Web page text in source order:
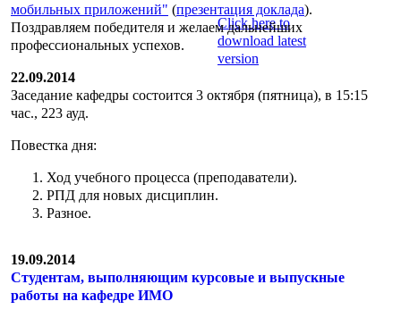
Click here to
download latest
version
мобильных приложений" (презентация доклада).
Поздравляем победителя и желаем дальнейших
профессиональных успехов.
22.09.2014
Заседание кафедры состоится 3 октября (пятница), в 15:15
час., 223 ауд.
Повестка дня:
Ход учебного процесса (преподаватели).
РПД для новых дисциплин.
Разное.
19.09.2014
Студентам, выполняющим курсовые и выпускные
работы на кафедре ИМО